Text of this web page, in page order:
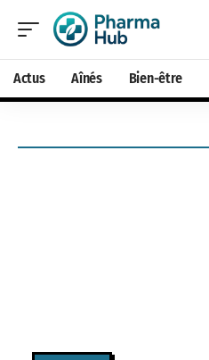
Actus Aînés Bien-être